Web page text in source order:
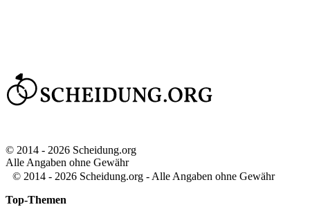
© 2014 - 2026 Scheidung.org
Alle Angaben ohne Gewähr
© 2014 - 2026 Scheidung.org - Alle Angaben ohne Gewähr
Top-Themen